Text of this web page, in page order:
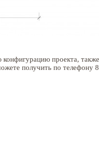
проекта,
получить по телефону